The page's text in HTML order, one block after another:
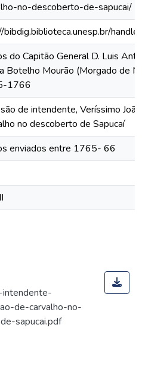
no-descoberto-de-sapucai/
bibdig.biblioteca.unesp.br/
do Capitão General D. Luis
Botelho Mourão (Morgado de
1766
de intendente, Veríssimo
no descoberto de Sapucaí
enviados entre 1765- 66
de-carvalho-no-
sapucai.pdf